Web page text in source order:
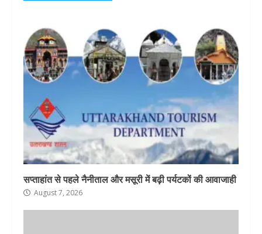
सप्ताहांत से पहले नैनीताल और मसूरी में बढ़ी पर्यटकों की आवाजाही
August 7, 2026